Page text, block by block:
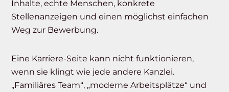
Inhalte, echte Menschen, konkrete
Stellenanzeigen und einen möglichst einfachen
Weg zur Bewerbung.
Eine Karriere-Seite kann nicht funktionieren,
wenn sie klingt wie jede andere Kanzlei.
„Familiäres Team“, „moderne Arbeitsplätze“ und